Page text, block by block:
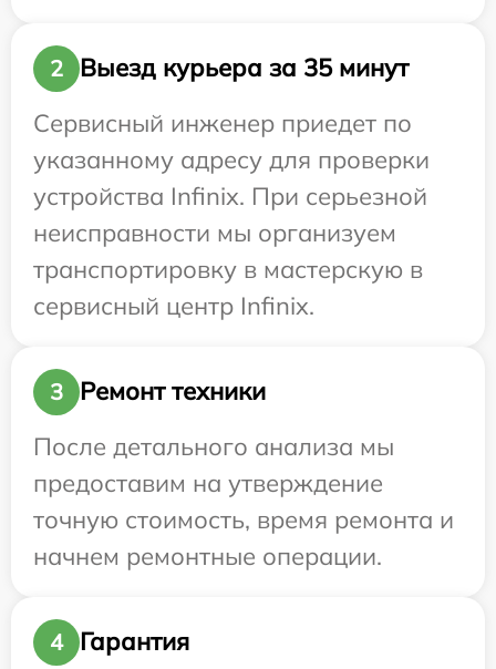
2
Выезд курьера за 35 минут
Сервисный инженер приедет по
указанному адресу для проверки
устройства Infinix. При серьезной
неисправности мы организуем
транспортировку в мастерскую в
сервисный центр Infinix.
3
Ремонт техники
После детального анализа мы
предоставим на утверждение
точную стоимость, время ремонта и
начнем ремонтные операции.
4 Гарантия